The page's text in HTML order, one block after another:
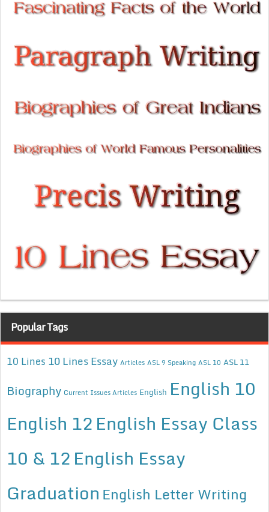
Popular Tags
10 Lines 10 Lines Essay Articles ASL 9 Speaking ASL 10 ASL 11
Biography Current Issues Articles English English 10
English 12English Essay Class
10 & 12English Essay
Graduation English Letter Writing